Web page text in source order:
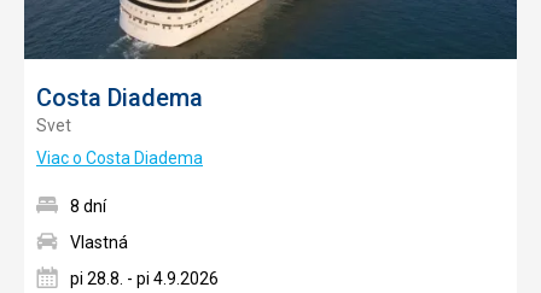
Costa Diadema
Svet
Viac o Costa Diadema
8 dní
Vlastná
pi 28.8. - pi 4.9.2026